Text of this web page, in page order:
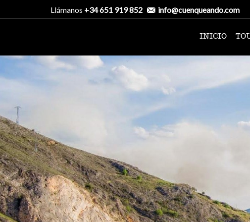
Llámanos +34 651 919 852 info@cuenqueando.com
INICIO